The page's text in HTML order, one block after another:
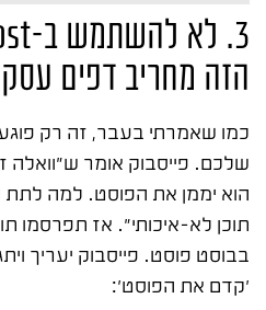
הזה מחריב דפים
כמו שאמרתי בעבר, זה רק פוגע
שלכם. פייסבוק אומר
הוא יממן את הפוסט. למה לתת
תוכן לא-איכותי". אז תפרסמו
בבוסט פוסט. פייסבוק יעריך
'קדם את הפוסט':